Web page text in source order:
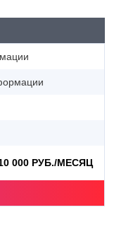
000 РУБ./МЕСЯЦ